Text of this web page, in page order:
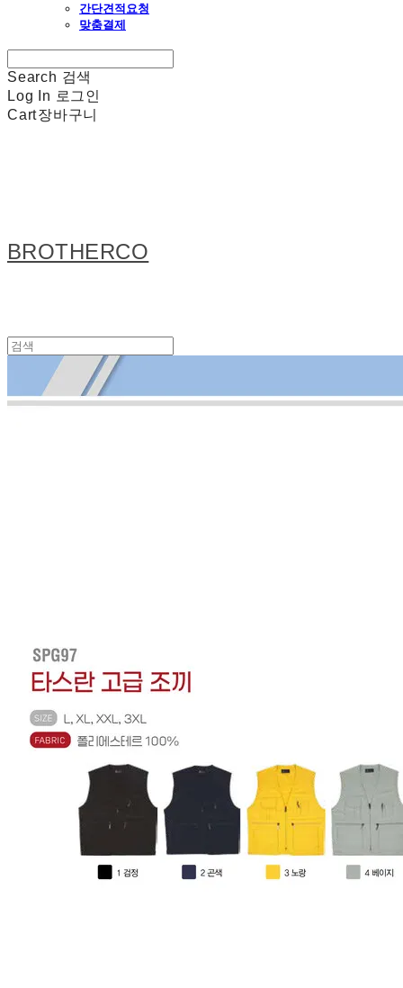
간단견적요청
맞춤결제
Search 검색
Log In 로그인
Cart장바구니
BROTHERCO